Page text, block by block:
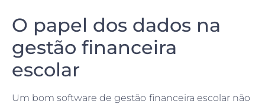
O papel dos dados na
gestão financeira
escolar
Um bom software de gestão financeira escolar não